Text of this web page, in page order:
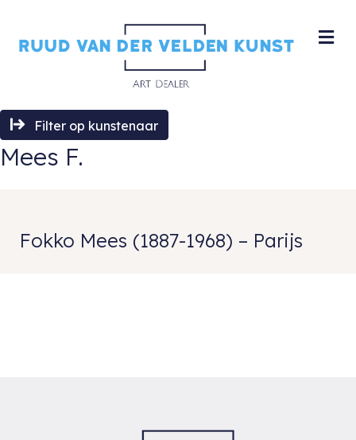
Filter op kunstenaar
Mees F.
Fokko Mees (1887-1968) – Parijs